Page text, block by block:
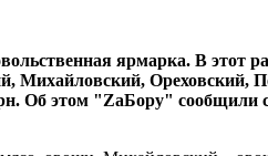
ярмарка. В этот
Михайловский,
Об этом "ZaБору" сообщили